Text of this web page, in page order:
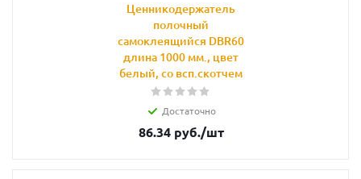
Ценникодержатель
полочный
самоклеящийся DBR60
длина 1000 мм., цвет
белый, со всп.скотчем
Достаточно
86.34руб./шт